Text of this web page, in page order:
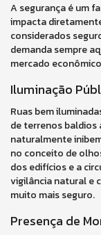
A segurança é um
impacta
considerados
demanda sempre
mercado
Iluminação
Ruas bem
de terrenos
naturalmente
no conceito de
dos edifícios e a
vigilância natural e
muito mais seguro.
Presença de